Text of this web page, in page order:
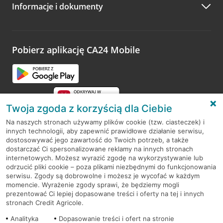
Zachęcamy do podzielenia się z nami opinią o wizycie.
opinie.
Informacje i dokumenty
Pobierz aplikację CA24 Mobile
RODO
Regulamin serwisu
Mapa serwisu
PolitykaCookies
Twoja zgoda z korzyścią dla Ciebie
Na naszych stronach używamy plików cookie (tzw. ciasteczek) i
innych technologii, aby zapewnić prawidłowe działanie serwisu,
dostosowywać jego zawartość do Twoich potrzeb, a także
dostarczać Ci spersonalizowane reklamy na innych stronach
internetowych. Możesz wyrazić zgodę na wykorzystywanie lub
odrzucić pliki cookie – poza plikami niezbędnymi do funkcjonowania
serwisu. Zgody są dobrowolne i możesz je wycofać w każdym
momencie. Wyrażenie zgody sprawi, że będziemy mogli
prezentować Ci lepiej dopasowane treści i oferty na tej i innych
stronach Credit Agricole.
Analityka
Dopasowanie treści i ofert na stronie